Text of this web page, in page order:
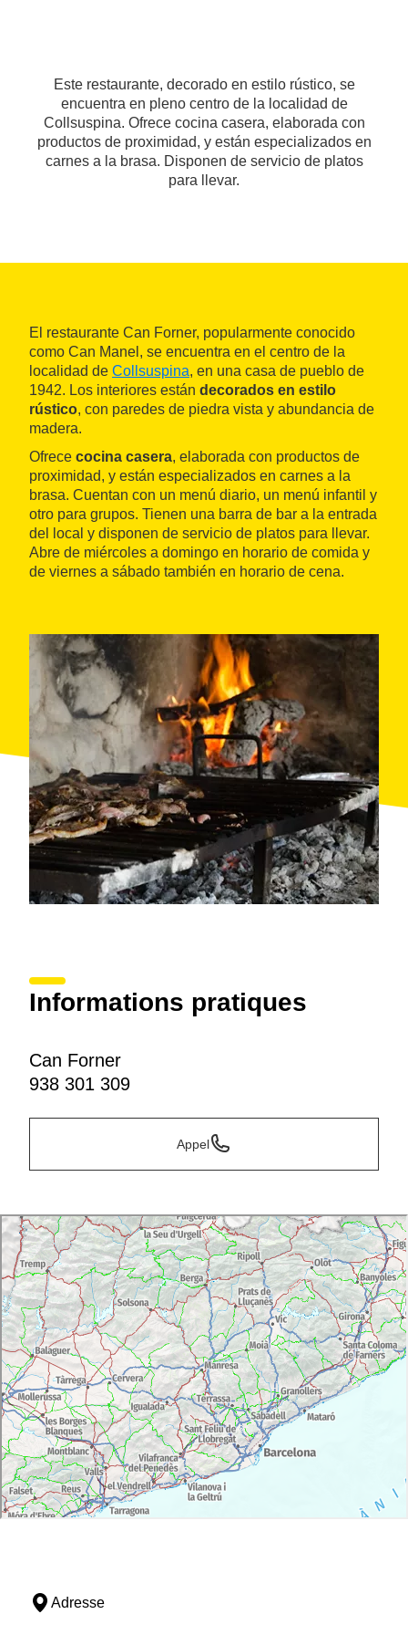
Este restaurante, decorado en estilo rústico, se
encuentra en pleno centro de la localidad de
Collsuspina. Ofrece cocina casera, elaborada con
productos de proximidad, y están especializados en
carnes a la brasa. Disponen de servicio de platos
para llevar.
El restaurante Can Forner, popularmente conocido
como Can Manel, se encuentra en el centro de la
localidad de Collsuspina, en una casa de pueblo de
1942. Los interiores están decorados en estilo
rústico, con paredes de piedra vista y abundancia de
madera.
Ofrece cocina casera, elaborada con productos de
proximidad, y están especializados en carnes a la
brasa. Cuentan con un menú diario, un menú infantil y
otro para grupos. Tienen una barra de bar a la entrada
del local y disponen de servicio de platos para llevar.
Abre de miércoles a domingo en horario de comida y
de viernes a sábado también en horario de cena.
Informations pratiques
Can Forner
938 301 309
Appel
Adresse